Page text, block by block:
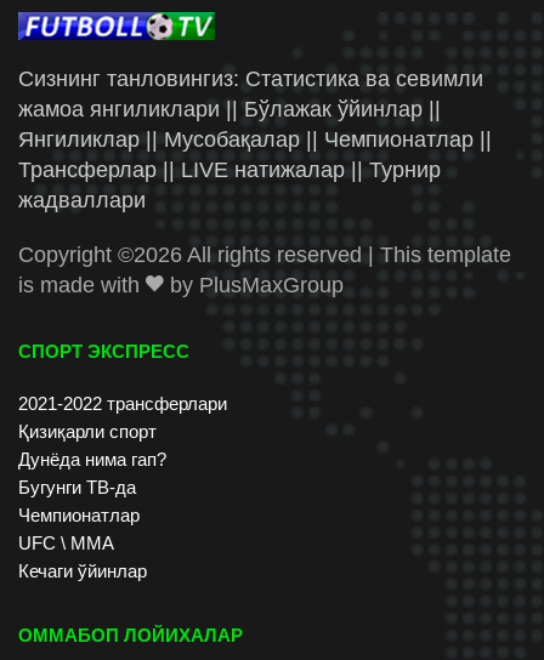
Сизнинг танловингиз: Статистика ва севимли
жамоа янгиликлари || Бўлажак ўйинлар ||
Янгиликлар || Мусобақалар || Чемпионатлар ||
Трансферлар || LIVE натижалар || Турнир
жадваллари
Copyright ©2026 All rights reserved | This template
is made with
by PlusMaxGroup
СПОРТ ЭКСПРЕСС
2021-2022 трансферлари
Қизиқарли спорт
Дунёда нима гап?
Бугунги ТВ-да
Чемпионатлар
UFC \ ММА
Кечаги ўйинлар
ОММАБОП ЛОЙИХАЛАР